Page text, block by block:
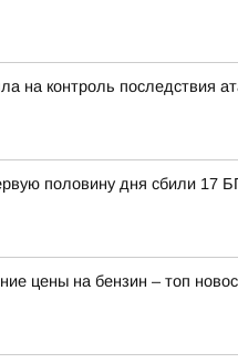
на контроль последствия
половину дня сбили 17
цены на бензин – топ